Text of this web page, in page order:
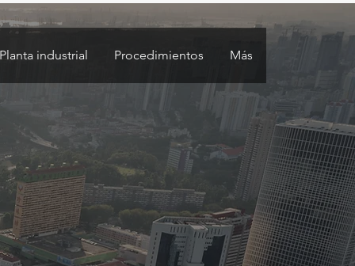
Planta industrial Procedimientos Más